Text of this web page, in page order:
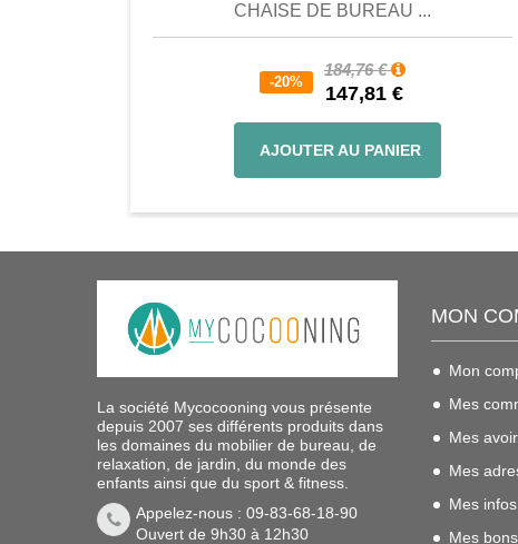
CHAISE DE BUREAU ...
-20%
184,76 €
147,81 €
AJOUTER AU PANIER
La société Mycocooning vous présente
depuis 2007 ses différents produits dans
les domaines du mobilier de bureau, de
relaxation, de jardin, du monde des
enfants ainsi que du sport & fitness.
Appelez-nous : 09-83-68-18-90
Ouvert de 9h30 à 12h30
MON
Mon
Mes
Mes
Mes
Mes infos
Mes